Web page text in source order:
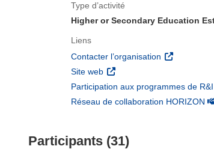
Type d’activité
Higher or Secondary Education
Liens
Contacter l’organisation (s’ouvre
Site web (s’ouvre dans une nouvelle
Participation aux programmes de
Réseau de collaboration HORIZON
Participants (31)